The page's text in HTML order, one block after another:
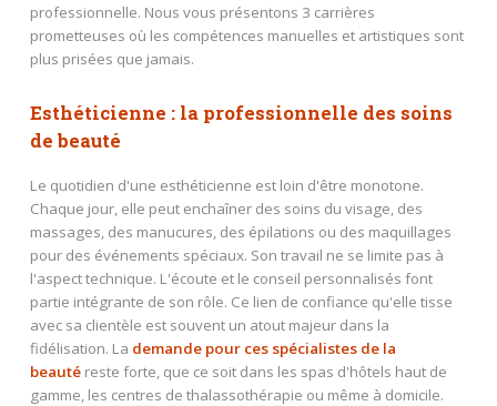
professionnelle. Nous vous présentons 3 carrières
prometteuses où les compétences manuelles et artistiques sont
plus prisées que jamais.
Esthéticienne : la professionnelle des soins
de beauté
Le quotidien d'une esthéticienne est loin d'être monotone.
Chaque jour, elle peut enchaîner des soins du visage, des
massages, des manucures, des épilations ou des maquillages
pour des événements spéciaux. Son travail ne se limite pas à
l'aspect technique. L'écoute et le conseil personnalisés font
partie intégrante de son rôle. Ce lien de confiance qu'elle tisse
avec sa clientèle est souvent un atout majeur dans la
fidélisation. La demande pour ces spécialistes de la
beautéreste forte, que ce soit dans les spas d'hôtels haut de
gamme, les centres de thalassothérapie ou même à domicile.